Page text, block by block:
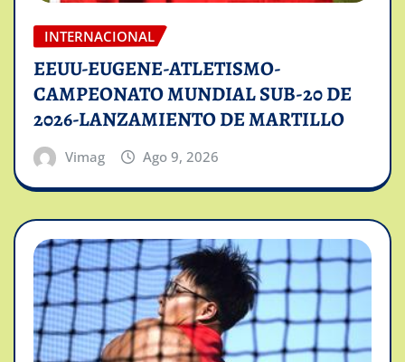
INTERNACIONAL
EEUU-EUGENE-ATLETISMO-
CAMPEONATO MUNDIAL SUB-20 DE
2026-LANZAMIENTO DE MARTILLO
Vimag Ago 9, 2026